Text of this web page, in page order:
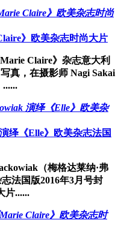
》欧美杂志时尚大片
Claire》杂志意大利
真，在摄影师 Nagi Sakai
......
绎《Elle》欧美杂志法国
（梅格达莱纳·弗
法国版2016年3月号封
片......